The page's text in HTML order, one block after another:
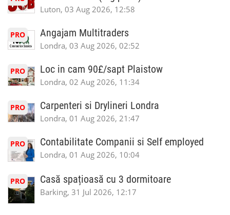
Luton, 03 Aug 2026, 12:58
PRO Angajam Multitraders
Londra, 03 Aug 2026, 02:52
PRO Loc in cam 90£/sapt Plaistow
Londra, 02 Aug 2026, 11:34
PRO Carpenteri si Drylineri Londra
Londra, 01 Aug 2026, 21:47
PRO Contabilitate Companii si Self employed
Londra, 01 Aug 2026, 10:04
PRO Casă spațioasă cu 3 dormitoare
Barking, 31 Jul 2026, 12:17